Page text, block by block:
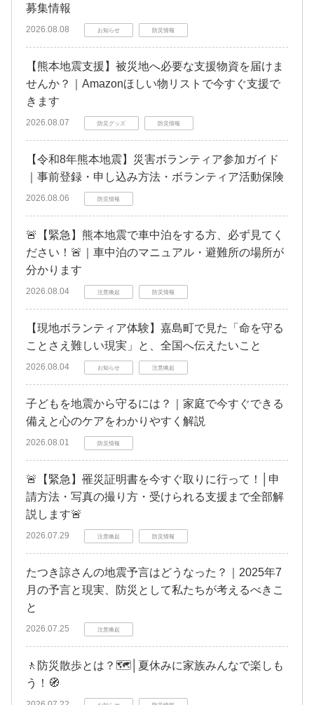
募集情報
2026.08.08 お知らせ 防災情報
【熊本地震支援】被災地へ必要な支援物資を届けま
せんか？｜Amazonほしい物リストで今すぐ支援で
きます
2026.08.07 防災グッズ 防災情報
【令和8年熊本地震】災害ボランティア参加ガイド
｜事前登録・申し込み方法・ボランティア活動保険
2026.08.06 防災情報
🚨【緊急】熊本地震で車中泊をする方、必ず見てく
ださい！🚨｜車中泊のマニュアル・避難所の場所が
分かります
2026.08.04 注意喚起 防災情報
【現地ボランティア体験】嘉島町で見た「命を守る
ことさえ難しい現実」と、全国へ伝えたいこと
2026.08.04 お知らせ 注意喚起
子どもを地震から守るには？｜家庭で今すぐできる
備えと心のケアをわかりやすく解説
2026.08.01 防災情報
🚨【緊急】罹災証明書を今すぐ取りに行って！│申
請方法・写真の撮り方・受けられる支援まで全部解
説します🚨
2026.07.29 注意喚起 防災情報
たつき諒さんの地震予言はどうなった？｜2025年7
月の予言と現実、防災として私たちが考えるべきこ
と
2026.07.25 注意喚起
🚶防災散歩とは？🗺️│夏休みに家族みんなで楽しも
う！🧭